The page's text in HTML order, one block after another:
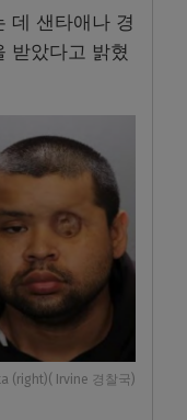
데 샌타애나 경
받았다고 밝혔
(right)( Irvine 경찰국)